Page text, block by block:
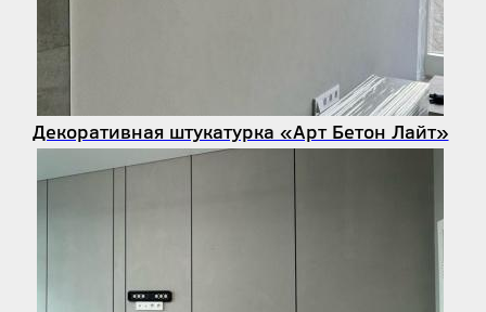
Декоративная штукатурка «Арт Бетон Лайт»